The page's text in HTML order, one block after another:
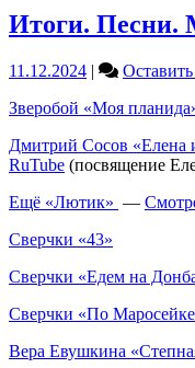
Итоги. Песни.
11.12.2024 |
Зверобой «Моя
Дмитрий Сосов «Елена
RuTube (посвящение
Ещё «Лютик» —
Сверчки «43»
Сверчки «Едем на
Сверчки «По
Вера Евушкина